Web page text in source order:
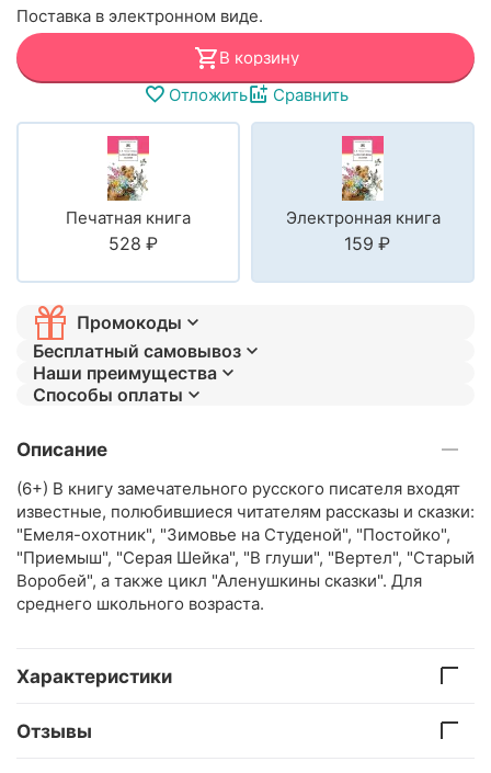
Поставка в электронном виде.
В корзину
Отложить
Сравнить
Печатная книга
‍528‍ ₽
Электронная книга
‍159‍ ₽
Промокоды
Бесплатный самовывоз
Наши преимущества
Способы оплаты
Описание
(6+) В книгу замечательного русского писателя входят
известные, полюбившиеся читателям рассказы и сказки:
"Емеля-охотник", "Зимовье на Студеной", "Постойко",
"Приемыш", "Серая Шейка", "В глуши", "Вертел", "Старый
Воробей", а также цикл "Аленушкины сказки". Для
среднего школьного возраста.
Характеристики
Отзывы